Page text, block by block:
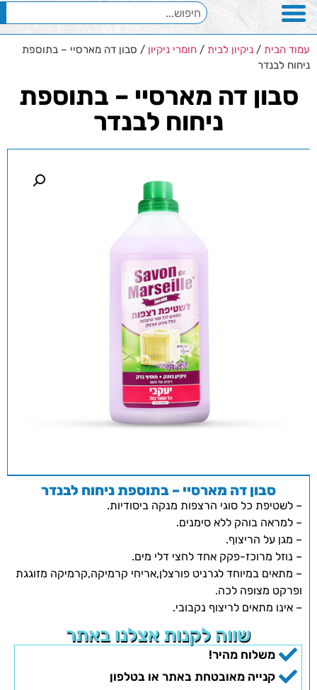
עמוד הבית / ניקיון לבית / חומרי ניקיון / סבון דה מארסיי – בתוספת
ניחוח לבנדר
סבון דה מארסיי – בתוספת
ניחוח לבנדר
סבון דה מארסיי – בתוספת ניחוח לבנדר
– לשטיפת כל סוגי הרצפות מנקה ביסודיות.
– למראה בוהק ללא סימנים.
– מגן על הריצוף.
– נוזל מרוכז-פקק אחד לחצי דלי מים.
– מתאים במיוחד לגרניט פורצלן,אריחי קרמיקה,קרמיקה מזוגגת
ופרקט מצופה לכה.
– אינו מתאים לריצוף נקבובי.
שווה לקנות אצלנו באתר
משלוח מהיר!
קנייה מאובטחת באתר או בטלפון